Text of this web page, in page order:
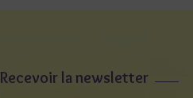
Recevoir la newsletter